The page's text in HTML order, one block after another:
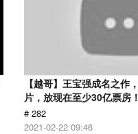
【越哥】王宝强成名之作
片，放现在至少30亿票房！
# 282
2021-02-22 09:46